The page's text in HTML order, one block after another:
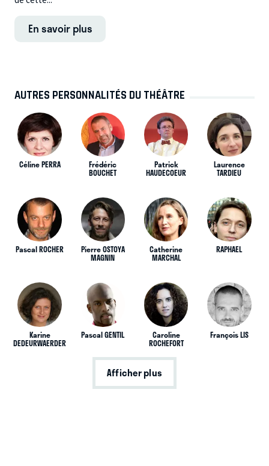
En savoir plus
AUTRES PERSONNALITÉS DU THÉÂTRE
Céline PERRA Frédéric
BOUCHET
Patrick
HAUDECOEUR
Laurence
TARDIEU
Pascal ROCHER Pierre OSTOYA
MAGNIN
Catherine
MARCHAL
RAPHAEL
Karine
DEDEURWAERDER
Pascal GENTIL Caroline
ROCHEFORT
François LIS
Afficher plus